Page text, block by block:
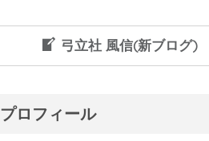
弓立社 風信(新ブログ)
プロフィール